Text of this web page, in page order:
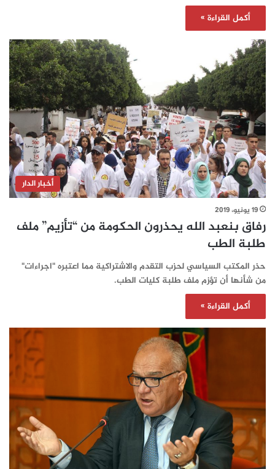
أكمل القراءة »
أخبار الدار
19 يونيو، 2019
رفاق بنعبد الله يحذرون الحكومة من “تأزيم” ملف
طلبة الطب
حذر المكتب السياسي لحزب التقدم والاشتراكية مما اعتبره "اجراءات"
من شأنها أن تؤزم ملف طلبة كليات الطب.
أكمل القراءة »